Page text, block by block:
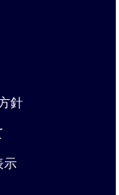
針
示